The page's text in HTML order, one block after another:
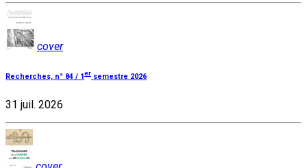
cover
Recherches, n° 84 / 1er semestre 2026
31 juil. 2026